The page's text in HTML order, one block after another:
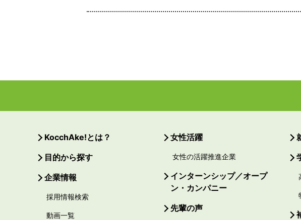
KocchAke!とは？
目的から探す
企業情報
採用情報検索
動画一覧
女性活躍
女性の活躍推進企業
インターンシップ／オープ
ン・カンパニー
先輩の声